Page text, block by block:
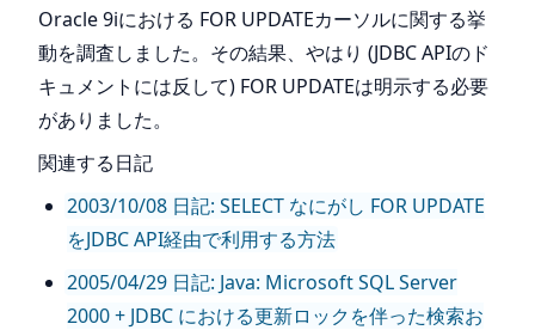
Oracle 9iにおける FOR UPDATEカーソルに関する挙
動を調査しました。その結果、やはり (JDBC APIのド
キュメントには反して) FOR UPDATEは明示する必要
がありました。
関連する日記
2003/10/08 日記: SELECT なにがし FOR UPDATE
をJDBC API経由で利用する方法
2005/04/29 日記: Java: Microsoft SQL Server
2000 + JDBC における更新ロックを伴った検索お